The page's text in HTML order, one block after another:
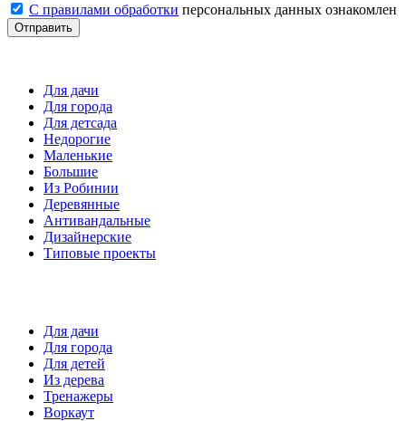
С правилами обработки персональных данных ознакомлен
Отправить
Для дачи
Для города
Для детсада
Недорогие
Маленькие
Большие
Из Робинии
Деревянные
Антивандальные
Дизайнерские
Типовые проекты
Для дачи
Для города
Для детей
Из дерева
Тренажеры
Воркаут